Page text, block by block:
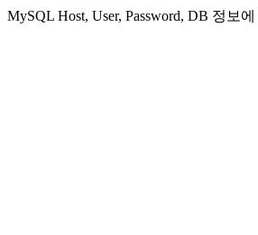
MySQL Host, User, Password, DB 정보